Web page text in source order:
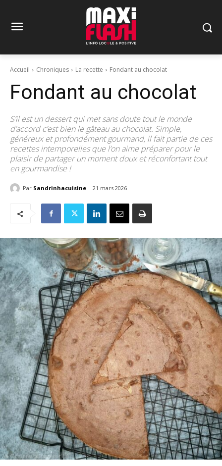
Accueil Chroniques La recette Fondant au chocolat
Fondant au chocolat
S’il est un dessert qui met sans doute tout le monde
d’accord c’est bien le gâteau au chocolat. Simple,
généreux et profondément gourmand, il fait partie de ces
recettes intemporelles que l’on aime préparer pour le
plaisir de partager un moment doux et réconfortant tout
en gourmandise !
Par Sandrinhacuisine 21 mars 2026